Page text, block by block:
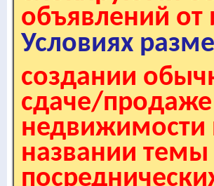
объявлений
Условиях
создании
сдаче/продаже
недвижимости
названии темы